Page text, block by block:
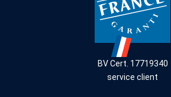
BV Cert. 17719340
service client